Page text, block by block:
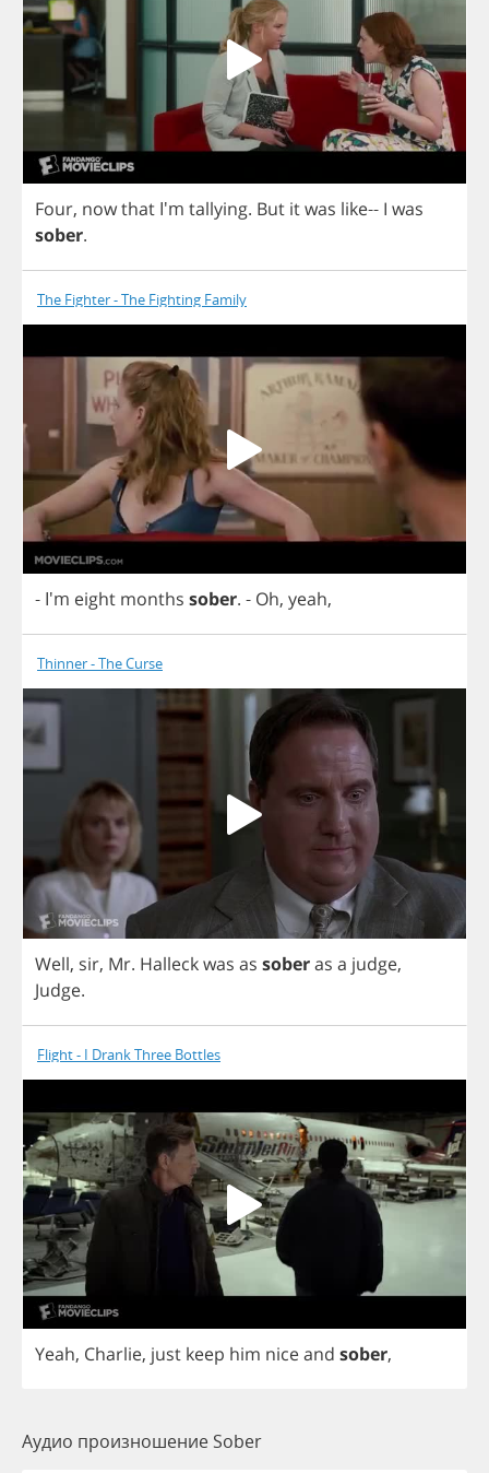
Four, nowthat I'm tallying. But itwas like-- I was
sober.
The Fighter - The Fighting Family
- I'm eight months sober. - Oh, yeah,
Thinner - The Curse
Well, sir, Mr. Halleckwas as soberas a judge,
Judge.
Flight - I Drank Three Bottles
Yeah, Charlie, just keep him niceand sober,
Аудио произношение Sober